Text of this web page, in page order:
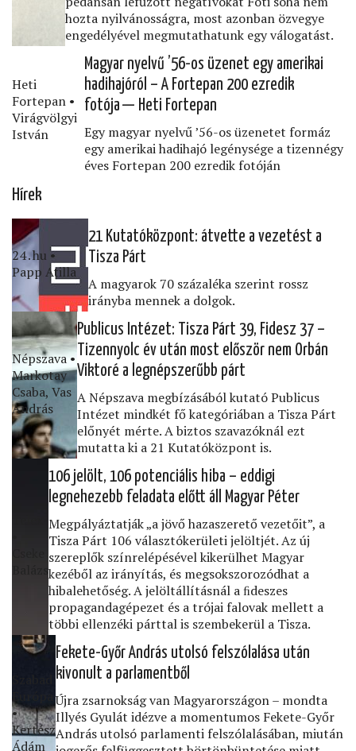
hozta nyilvánosságra, most azonban özvegye
engedélyével megmutathatunk egy válogatást.
Heti
Fortepan •
Virágvölgyi
István
Magyar nyelvű ’56-os üzenet egy amerikai
hadihajóról – A Fortepan 200 ezredik
fotója — Heti Fortepan
Egy magyar nyelvű ’56-os üzenetet formáz
egy amerikai hadihajó legénysége a tizennégy
éves Fortepan 200 ezredik fotóján
Hírek
24․hu •
Papp Atilla
21 Kutatóközpont: átvette a vezetést a
Tisza Párt
A magyarok 70 százaléka szerint rossz
irányba mennek a dolgok.
Népszava •
Markotay
Csaba, Vas
András
Publicus Intézet: Tisza Párt 39, Fidesz 37 –
Tizennyolc év után most először nem Orbán
Viktoré a legnépszerűbb párt
A Népszava megbízásából kutató Publicus
Intézet mindkét fő kategóriában a Tisza Párt
előnyét mérte. A biztos szavazóknál ezt
mutatta ki a 21 Kutatóközpont is.
106 jelölt, 106 potenciális hiba – eddigi
legnehezebb feladata előtt áll Magyar Péter
Megpályáztatják „a jövő hazaszerető vezetőit”, a
Tisza Párt 106 választókerületi jelöltjét. Az új
szereplők színrelépésével kikerülhet Magyar
kezéből az irányítás, és megsokszorozódhat a
hibalehetőség. A jelöltállításnál a ﬁdeszes
propagandagépezet és a trójai falovak mellett a
többi ellenzéki párttal is szembekerül a Tisza.
•
Kertész
Ádám
Fekete-Győr András utolsó felszólalása után
kivonult a parlamentből
Újra zsarnokság van Magyarországon – mondta
Illyés Gyulát idézve a momentumos Fekete-Győr
András utolsó parlamenti felszólalásában, miután